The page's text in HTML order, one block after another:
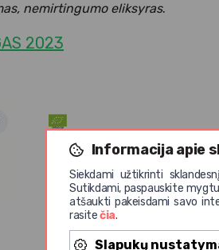
Informacija apie
Siekdami užtikrinti
Sutikdami, paspauskite
atšaukti pakeisdami savo
rasitečia.
Slapukų
nemirtingumo eliksyras.
2023